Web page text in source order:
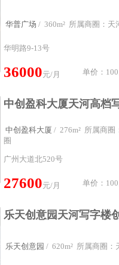
华普广场 / 360m² 所属商圈：天
华明路9-13号
36000元/月 单价：100
中创盈科大厦 / 276m² 所属商圈
圈
广州大道北520号
27600元/月 单价：100
乐天创意园 / 620m² 所属商圈：